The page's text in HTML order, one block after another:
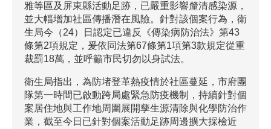
雅等區及屏東縣活動足跡，已嚴重影響釐清感染源，
並大幅增加社區傳播潛在風險。針對該個案行為，衛
生局今（24）日認定已違反《傳染病防治法》第43
條第2項規定，爰依同法第67條第1項第3款規定從重
裁罰18萬，並呼籲市民切勿以身試法。
衛生局指出，為防堵登革熱疫情於社區蔓延，市府團
隊第一時間已啟動跨局處緊急防疫機制，持續針對個
案居住地與工作地周圍展開孳生源清除與化學防治作
業，截至今日已針對個案活動足跡周邊擴大採檢近